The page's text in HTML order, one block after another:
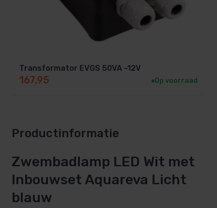
Transformator EVGS 50VA -12V
167,95 Op voorraad
Productinformatie
Zwembadlamp LED Wit met
Inbouwset Aquareva Licht
blauw